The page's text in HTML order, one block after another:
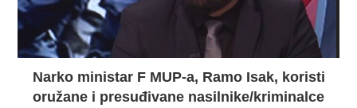
Narko ministar F MUP-a, Ramo Isak, koristi
oružane i presuđivane nasilnike/kriminalce